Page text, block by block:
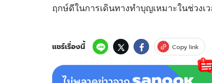
ฤกษ์ดีในการเดินทางทำบุญเหมาะ
แชร์เรื่องนี้ Copy link